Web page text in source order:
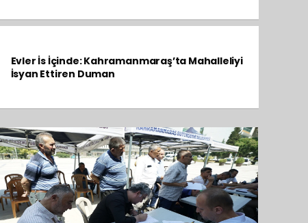
Evler İs İçinde: Kahramanmaraş’ta Mahalleliyi
İsyan Ettiren Duman